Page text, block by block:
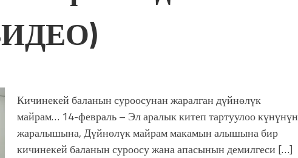
адабият алпы чыгыш
үчүн журнал сөзсүз керек!”
Психолог Мээрим Мураталиева
“Ала-Тоо” журналынын
(Тизме. Видео)
ҮМҮТТҮН ТҮБӨЛҮК СИМВОЛУ
ири музыкалуу фонтанды көрүү үчүн
30 миң адам чогулду
Кичинекей баланын суроосунан жаралган дүйнөлүк
майрам… 14-февраль – Эл аралык китеп тартуулоо күнүнүн
жаралышына, Дүйнөлүк майрам макамын алышына бир
кичинекей баланын суроосу жана апасынын демилгеси […]